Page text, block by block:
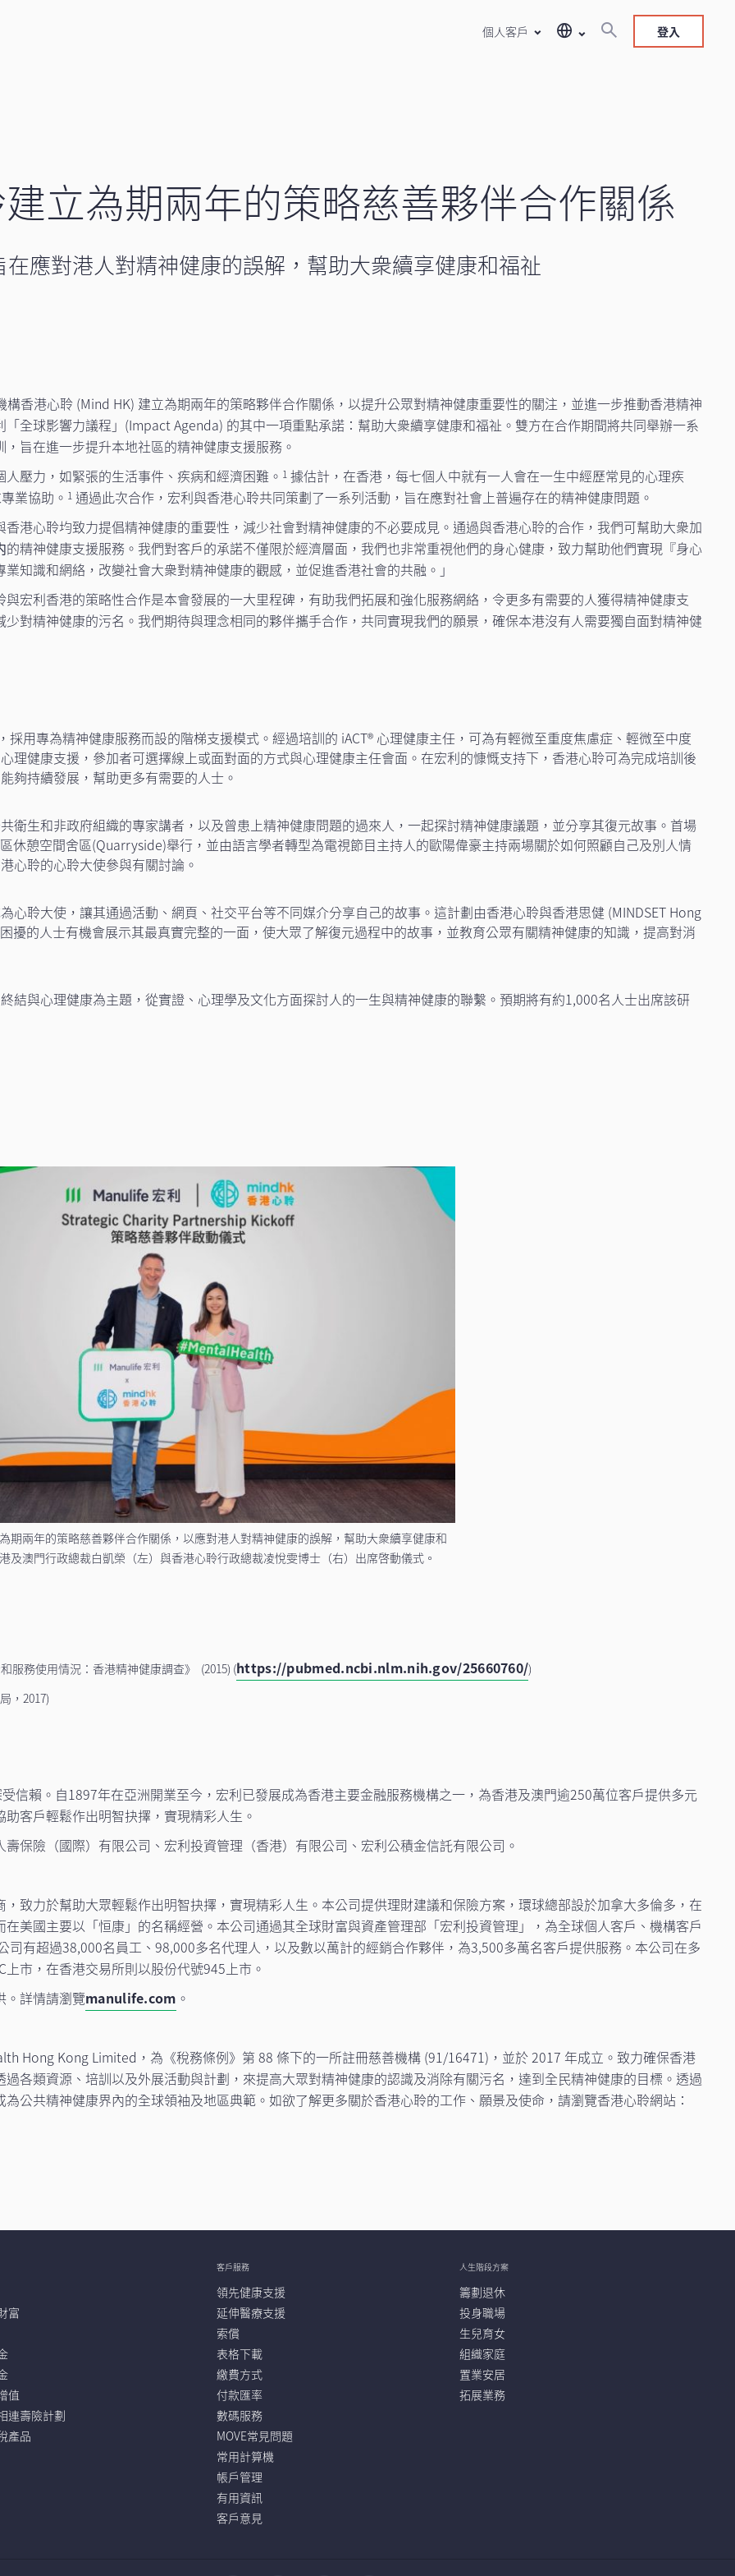
個人客戶 登入
立為期兩年的策略慈善夥伴合作關係
應對港人對精神健康的誤解，幫助大衆續享健康和福祉
香港心聆 (Mind HK) 建立為期兩年的策略夥伴合作關係，以提升公眾對精神健康重要性的關注，並進一步推動香港精神
全球影響力議程」(Impact Agenda) 的其中一項重點承諾：幫助大衆續享健康和福祉。雙方在合作期間將共同舉辦一系
旨在進一步提升本地社區的精神健康支援服務。
壓力，如緊張的生活事件、疾病和經濟困難。 1 據估計，在香港，每七個人中就有一人會在一生中經歷常見的心理疾
業協助。 1 通過此次合作，宏利與香港心聆共同策劃了一系列活動，旨在應對社會上普遍存在的精神健康問題。
香港心聆均致力提倡精神健康的重要性，減少社會對精神健康的不必要成見。通過與香港心聆的合作，我們可幫助大衆加
精神健康支援服務。我們對客戶的承諾不僅限於經濟層面，我們也非常重視他們的身心健康，致力幫助他們實現『身心
知識和網絡，改變社會大衆對精神健康的觀感，並促進香港社會的共融。」
與宏利香港的策略性合作是本會發展的一大里程碑，有助我們拓展和強化服務網絡，令更多有需要的人獲得精神健康支
對精神健康的污名。我們期待與理念相同的夥伴攜手合作，共同實現我們的願景，確保本港沒有人需要獨自面對精神健
採用專為精神健康服務而設的階梯支援模式。經過培訓的 iACT® 心理健康主任，可為有輕微至重度焦慮症、輕微至中度
理健康支援，參加者可選擇線上或面對面的方式與心理健康主任會面。在宏利的慷慨支持下，香港心聆可為完成培訓後
夠持續發展，幫助更多有需要的人士。
衛生和非政府組織的專家講者，以及曾患上精神健康問題的過來人，一起探討精神健康議題，並分享其復元故事。首場
休憩空間舍區(Quarryside)舉行，並由語言學者轉型為電視節目主持人的歐陽偉豪主持兩場關於如何照顧自己及別人情
心聆的心聆大使參與有關討論。
心聆大使，讓其通過活動、網頁、社交平台等不同媒介分享自己的故事。這計劃由香港心聆與香港思健 (MINDSET Hong
擾的人士有機會展示其最真實完整的一面，使大眾了解復元過程中的故事，並教育公眾有關精神健康的知識，提高對消
結與心理健康為主題，從實證、心理學及文化方面探討人的一生與精神健康的聯繫。預期將有約1,000名人士出席該研
期兩年的策略慈善夥伴合作關係，以應對港人對精神健康的誤解，幫助大衆續享健康和
及澳門行政總裁白凱榮（左）與香港心聆行政總裁凌悅雯博士（右）出席啓動儀式。
服務使用情況：香港精神健康調查》 (2015) (https://pubmed.ncbi.nlm.nih.gov/25660760/)
，2017)
信賴。自1897年在亞洲開業至今，宏利已發展成為香港主要金融服務機構之一，為香港及澳門逾250萬位客戶提供多元
客戶輕鬆作出明智抉擇，實現精彩人生。
保險（國際）有限公司、宏利投資管理（香港）有限公司、宏利公積金信託有限公司。
致力於幫助大眾輕鬆作出明智抉擇，實現精彩人生。本公司提供理財建議和保險方案，環球總部設於加拿大多倫多，在
美國主要以「恒康」的名稱經營。本公司通過其全球財富與資產管理部「宏利投資管理」，為全球個人客戶、機構客戶
有超過38,000名員工、98,000多名代理人，以及數以萬計的經銷合作夥伴，為3,500多萬名客戶提供服務。本公司在多
市，在香港交易所則以股份代號945上市。
。詳情請瀏覽manulife.com 。
Hong Kong Limited，為《稅務條例》第 88 條下的一所註冊慈善機構 (91/16471)，並於 2017 年成立。致力確保香港
各類資源、培訓以及外展活動與計劃，來提高大眾對精神健康的認識及消除有關污名，達到全民精神健康的目標。透過
公共精神健康界內的全球領袖及地區典範。如欲了解更多關於香港心聆的工作、願景及使命，請瀏覽香港心聆網站：
富
值
連壽險計劃
產品
客戶服務
領先健康支援
延伸醫療支援
索償
表格下載
繳費方式
付款匯率
數碼服務
MOVE常見問題
常用計算機
帳戶管理
有用資訊
客戶意見
人生階段方案
籌劃退休
投身職場
生兒育女
組織家庭
置業安居
拓展業務